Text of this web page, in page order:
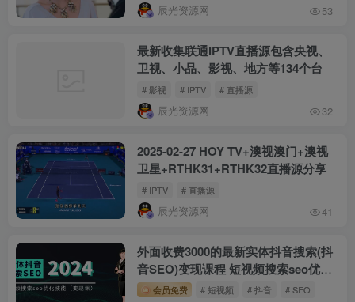
辰光资源网 53
最新收集联通IPTV直播源包含央视、
卫视、小品、影视、地方等134个台
# 影视 # IPTV # 直播源
辰光资源网 32
2025-02-27 HOY TV+澳视澳门+澳视
卫星+RTHK31+RTHK32直播源分享
# IPTV # 直播源
辰光资源网 41
外面收费3000的最新实体抖音搜索(抖
音SEO)变现课程 短视频搜索seo优化
技能(8节视频课)
会员免费 # 短视频 # 抖音 # SEO